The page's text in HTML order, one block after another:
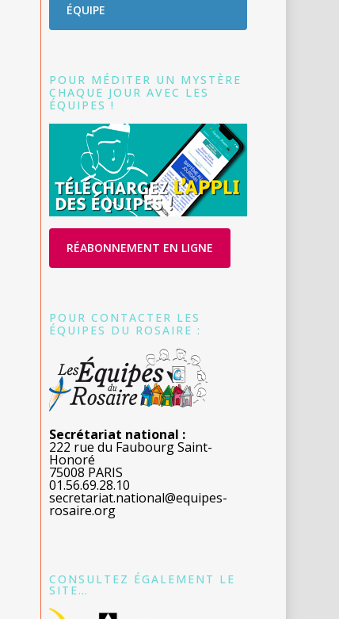
ÉQUIPE
POUR MÉDITER UN MYSTÈRE
CHAQUE JOUR AVEC LES
ÉQUIPES !
RÉABONNEMENT EN LIGNE
POUR CONTACTER LES
ÉQUIPES DU ROSAIRE :
Secrétariat national :
222 rue du Faubourg Saint-
Honoré
75008 PARIS
01.56.69.28.10
secretariat.national@equipes-
rosaire.org
CONSULTEZ ÉGALEMENT LE
SITE…